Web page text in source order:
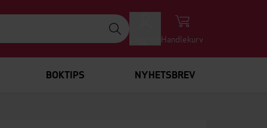
Handlekurv
BOKTIPS NYHETSBREV